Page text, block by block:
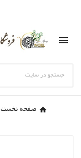

صفحه نخست